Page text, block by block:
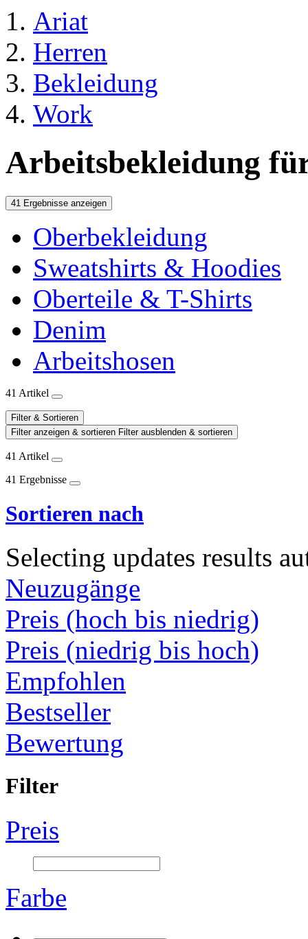
Ariat
Herren
Bekleidung
Work
Arbeitsbekleidung
41 Ergebnisse anzeigen
Oberbekleidung
Sweatshirts & Hoodies
Oberteile & T-Shirts
Denim
Arbeitshosen
41 Artikel
Filter & Sortieren
Filter anzeigen & sortieren Filter ausblenden & sortieren
41 Artikel
41 Ergebnisse
Sortieren nach
Selecting updates results
Neuzugänge
Preis (hoch bis niedrig)
Preis (niedrig bis hoch)
Empfohlen
Bestseller
Bewertung
Filter
Preis
Farbe